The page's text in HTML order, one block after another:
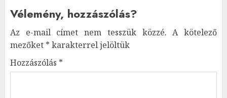
Vélemény, hozzászólás?
Az e-mail címet nem tesszük közzé. A kötelező
mezőket * karakterrel jelöltük
Hozzászólás *